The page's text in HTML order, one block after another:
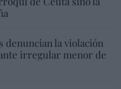
denuncian la violación
irregular menor de